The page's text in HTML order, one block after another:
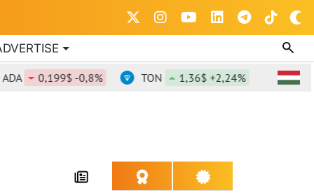
0,199$ -0,8% TON 1,36$ +2,24% DOT